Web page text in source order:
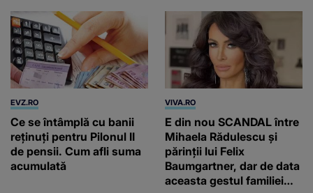
reținuți pentru Pilonul II
de pensii. Cum afli suma
acumulată
Mihaela Rădulescu și
părinții lui Felix
Baumgartner, dar de data
aceasta gestul familiei
regretatului ei iubit a
înfuriat-o pe vedeta
noastră! Fostei
prezentatoare nici că-i
vine să creadă că s-a
ajuns până aici, dar e
adevărat, au făcut-o și pe
asta! Și ce a ieșit la iveală
ar fi prea mult pentru